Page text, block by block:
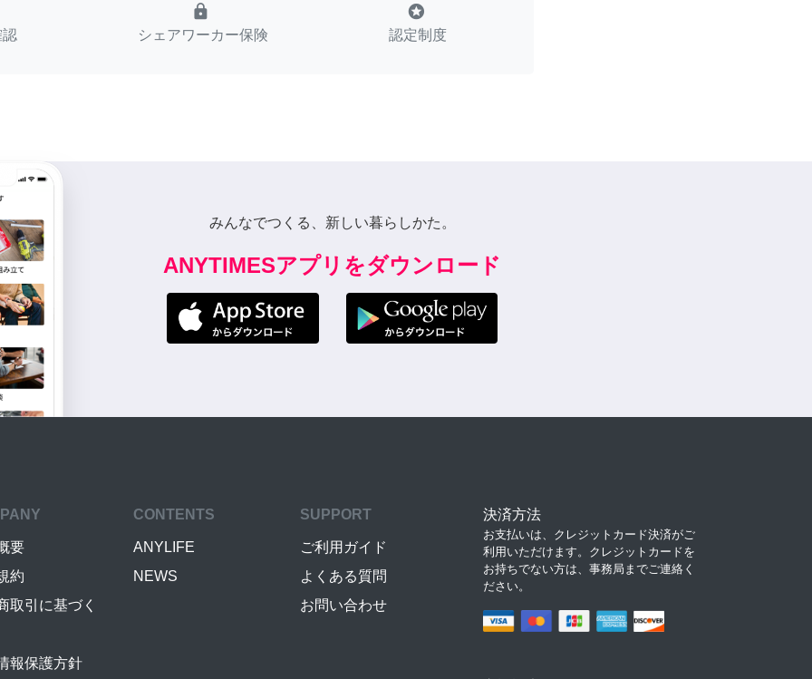
lock
シェアワーカー保険
stars
認定制度
みんなでつくる、新しい暮らしかた。
ANYTIMESアプリをダウンロード
要
約
取引に基づく
報保護方針
CONTENTS
ANYLIFE
NEWS
SUPPORT
ご利用ガイド
よくある質問
お問い合わせ
決済方法
お支払いは、クレジットカード決済がご
利用いただけます。クレジットカードを
お持ちでない方は、事務局までご連絡く
ださい。